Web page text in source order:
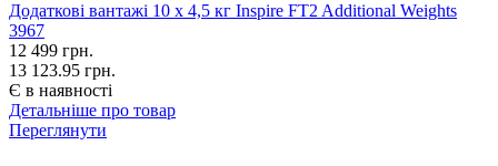
Додаткові вантажі 10 x 4,5 кг Inspire FT2 Additional Weights
3967
12 499 грн.
13 123.95 грн.
Є в наявності
Детальніше про товар
Переглянути